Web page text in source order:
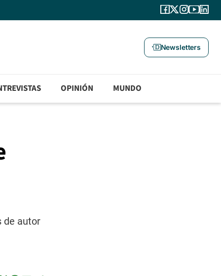
Newsletters
OPINIÓN MUNDO
de autor